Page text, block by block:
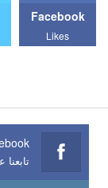
Facebook
Likes